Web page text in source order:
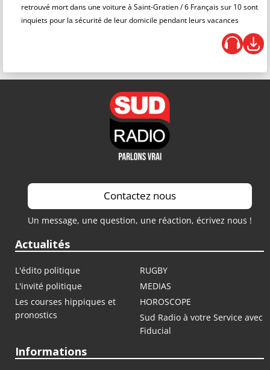
retrouvé mort dans une voiture à Saint-Gratien / 6 Français sur 10 sont
inquiets pour la sécurité de leur domicile pendant leurs vacances
Contactez nous
Un message, une question, une réaction, écrivez nous !
Actualités
L'édito politique
RUGBY
L'invité politique
MEDIAS
Les courses hippiques et
pronostics
HOROSCOPE
Sud Radio à votre Service avec
Fiducial
Informations